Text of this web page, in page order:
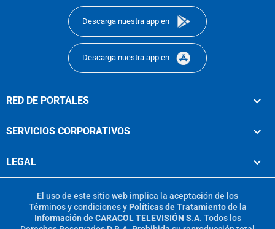
Descarga nuestra app en
Descarga nuestra app en
RED DE PORTALES
SERVICIOS CORPORATIVOS
LEGAL
El uso de este sitio web implica la aceptación de los
Términos y condicionesy Políticas de Tratamiento de la
Información de CARACOL TELEVISIÓN S.A. Todos los